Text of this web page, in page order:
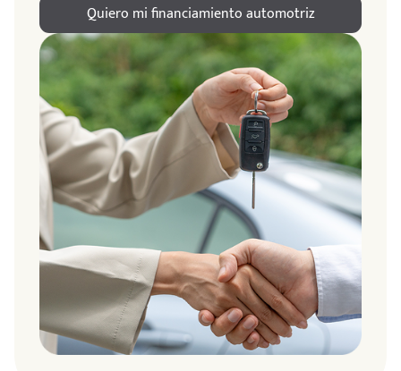
Quiero mi financiamiento automotriz